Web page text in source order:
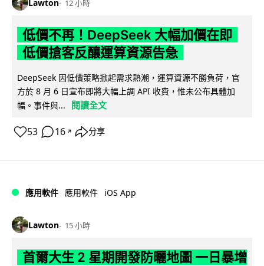
Lawton 12 小時
低價不再！DeepSeek 大幅加價在即
低價搶客反釀運算資源告急
DeepSeek 因低價策略掀起需求熱潮，運算資源不勝負荷，官
方於 8 月 6 日宣布即將大幅上調 API 收費，惟未公布具體加
幅。事件與...
閱讀全文
53 16 ↗ 分享
應用軟件 應用軟件 iOS App
Lawton 15 小時
首爾大生 2 星期開發防曬地圖 一日暴增